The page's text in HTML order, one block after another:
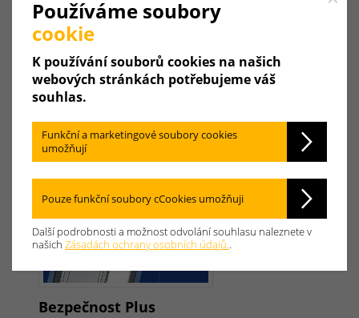
Bezpečnost Plus
Používáme soubory
cookie
K používání souborů cookies na našich
webových stránkách potřebujeme váš
souhlas.
Funkční a marketingové soubory cookies
umožňují
Pouze funkční soubory cCookies umožňuji
Další podrobnosti a možnost odvolání souhlasu naleznete v
našich Zásadách ochrany osobních údajů..